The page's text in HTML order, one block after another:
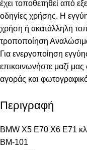
έχει τοποθετηθεί από
οδηγίες χρήσης. Η
χρήση ή ακατάλληλη
τροποποίηση
Για ενεργοποίηση
επικοινωνήστε μαζί
αγοράς και
Περιγραφή
BMW X5 E70 X6 E71
BM-101